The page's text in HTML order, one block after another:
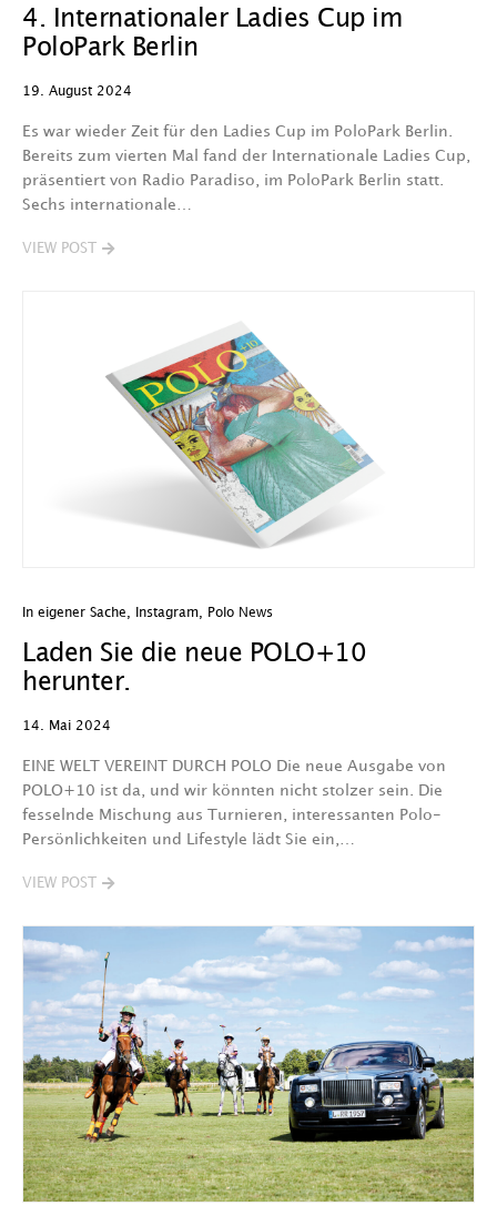
4. Internationaler Ladies Cup im
PoloPark Berlin
19. August 2024
Es war wieder Zeit für den Ladies Cup im PoloPark Berlin.
Bereits zum vierten Mal fand der Internationale Ladies Cup,
präsentiert von Radio Paradiso, im PoloPark Berlin statt.
Sechs internationale…
VIEW POST
In eigener Sache Instagram Polo News
Laden Sie die neue POLO+10
herunter.
14. Mai 2024
EINE WELT VEREINT DURCH POLO Die neue Ausgabe von
POLO+10 ist da, und wir könnten nicht stolzer sein. Die
fesselnde Mischung aus Turnieren, interessanten Polo-
Persönlichkeiten und Lifestyle lädt Sie ein,…
VIEW POST